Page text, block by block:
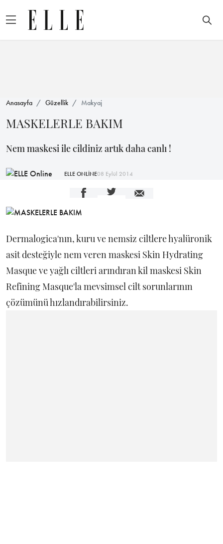
Anasayfa Güzellik Makyaj
MASKELERLE BAKIM
Nem maskesi ile cildiniz artık daha canlı !
ELLE ONLİNE08 Eylül 2014
Dermalogica'nın, kuru ve nemsiz ciltlere hyalüronik
asit desteğiyle nem veren maskesi Skin Hydrating
Masque ve yağlı ciltleri arındıran kil maskesi Skin
Refining Masque'la mevsimsel cilt sorunlarının
çözümünü hızlandırabilirsiniz.